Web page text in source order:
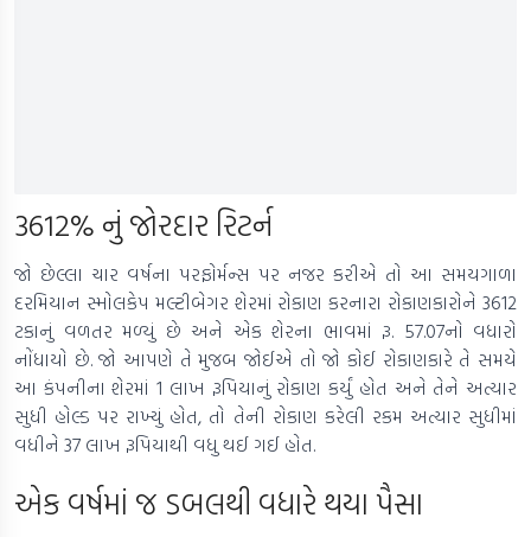
3612% નું જોરદાર રિટર્ન
જો છેલ્લા ચાર વર્ષના પરફોર્મન્સ પર નજર કરીએ તો આ સમયગાળા
દરમિયાન સ્મોલકેપ મલ્ટીબેગર શેરમાં રોકાણ કરનારા રોકાણકારોને 3612
ટકાનું વળતર મળ્યું છે અને એક શેરના ભાવમાં રૂ. 57.07નો વધારો
નોંધાયો છે. જો આપણે તે મુજબ જોઈએ તો જો કોઈ રોકાણકારે તે સમયે
આ કંપનીના શેરમાં 1 લાખ રૂપિયાનું રોકાણ કર્યું હોત અને તેને અત્યાર
સુધી હોલ્ડ પર રાખ્યું હોત, તો તેની રોકાણ કરેલી રકમ અત્યાર સુધીમાં
વધીને 37 લાખ રૂપિયાથી વધુ થઈ ગઈ હોત.
એક વર્ષમાં જ ડબલથી વધારે થયા પૈસા